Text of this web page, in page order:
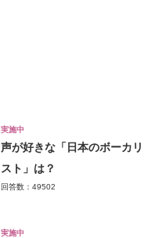
実施中
声が好きな「日本のボーカリ
スト」は？
回答数：49502
実施中